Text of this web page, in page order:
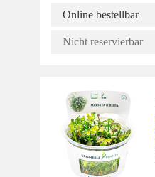
Online bestellbar
Nicht reservierbar